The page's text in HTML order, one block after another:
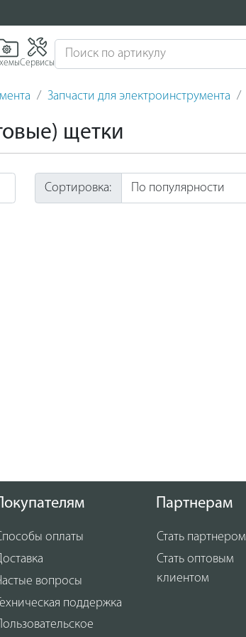
Сервисы
Запчасти для электроинструмента
щетки
Сортировка:
оплаты
вопросы
Техническая поддержка
Партнерам
Стать партнером
Стать оптовым
клиентом